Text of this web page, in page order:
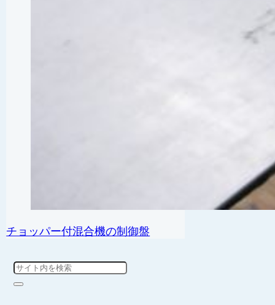
チョッパー付混合機の制御盤